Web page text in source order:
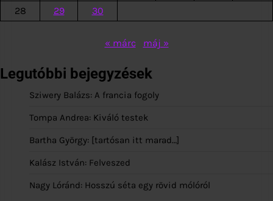
28
29 30
« márc máj »
Legutóbbi bejegyzések
Sziwery Balázs: A francia fogoly
Tompa Andrea: Kiváló testek
Bartha György: [tartósan itt marad…]
Kalász István: Felveszed
Nagy Lóránd: Hosszú séta egy rövid mólóról